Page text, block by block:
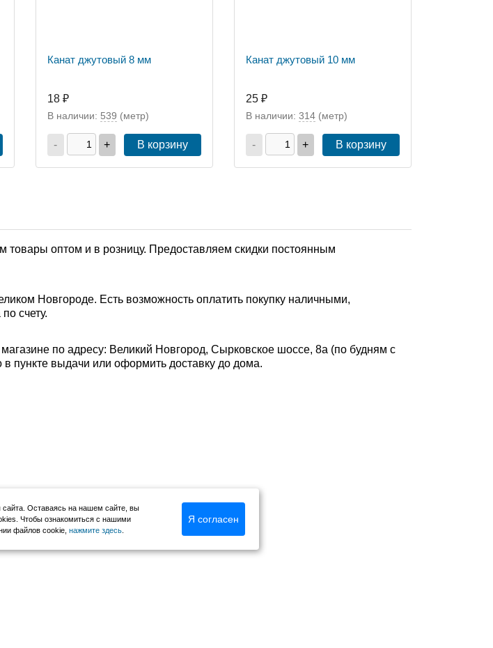
Канат джутовый 8 мм
18 ₽
В наличии: 539 (метр)
- + В корзину
Канат джутовый 10 мм
25 ₽
В наличии: 314(метр)
- + В корзину
товары оптом и в розницу. Предоставляем скидки постоянным
Новгороде. Есть возможность оплатить покупку наличными,
счету.
по адресу: Великий Новгород, Сырковское шоссе, 8а (по будням с
пункте выдачи или оформить доставку до дома.
Оставаясь на нашем сайте, вы
Чтобы ознакомиться с нашими
файлов cookie, нажмите здесь
Я согласен